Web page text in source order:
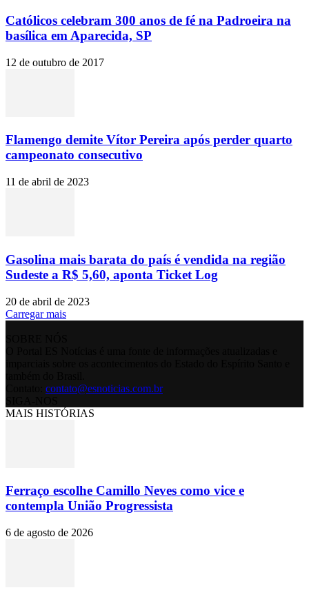
Católicos celebram 300 anos de fé na Padroeira na
basílica em Aparecida, SP
12 de outubro de 2017
Flamengo demite Vítor Pereira após perder quarto
campeonato consecutivo
11 de abril de 2023
Gasolina mais barata do país é vendida na região
Sudeste a R$ 5,60, aponta Ticket Log
20 de abril de 2023
Carregar mais
contato@esnoticias.com.br
MAIS HISTÓRIAS
Ferraço escolhe Camillo Neves como vice e
contempla União Progressista
6 de agosto de 2026